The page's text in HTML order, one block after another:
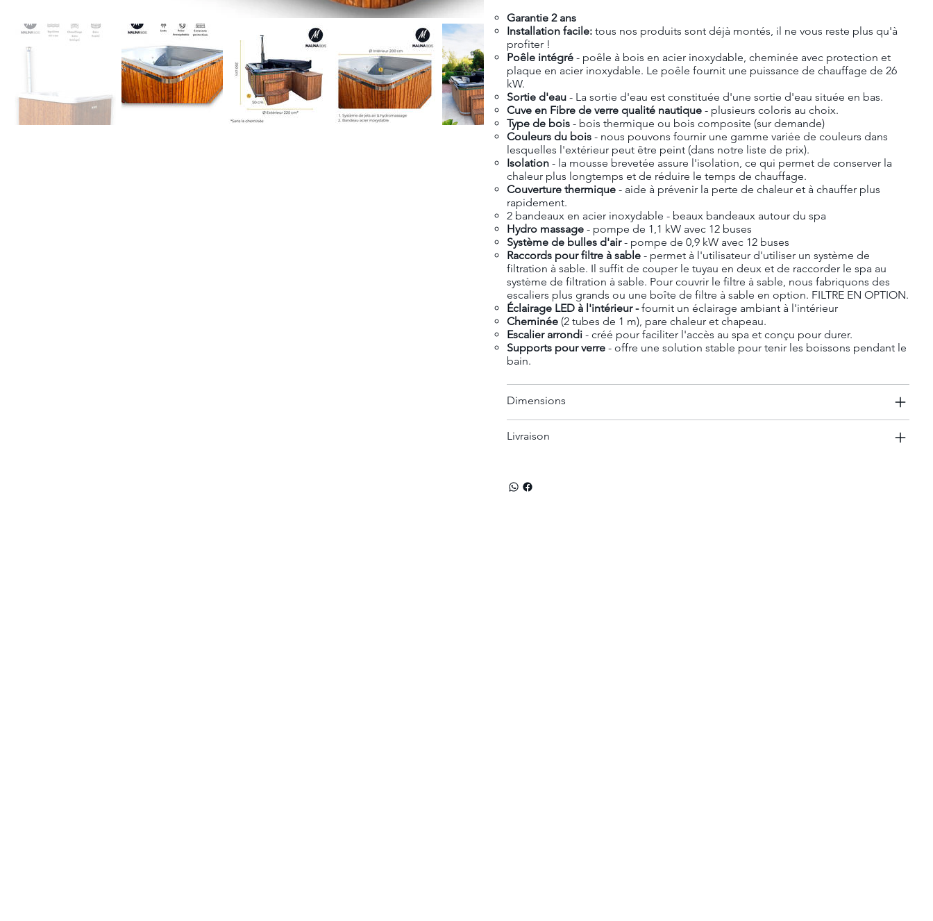
Garantie 2 ans
Installation facile:tous nos produits sont déjà montés, il ne vous reste plus qu'à
profiter !
Poêle intégré- poêle à bois en acier inoxydable, cheminée avec protection et
plaque en acier inoxydable. Le poêle fournit une puissance de chauffage de 26
kW.
Sortie d'eau- La sortie d'eau est constituée d'une sortie d'eau située en bas.
Cuve en Fibre de verre qualité nautique - plusieurs coloris au choix.
Type de bois - bois thermique ou bois composite (sur demande)
Couleurs du bois - nous pouvons fournir une gamme variée de couleurs dans
lesquelles l'extérieur peut être peint (dans notre liste de prix).
Isolation - la mousse brevetée assure l'isolation, ce qui permet de conserver la
chaleur plus longtemps et de réduire le temps de chauffage.
Couverture thermique - aide à prévenir la perte de chaleur et à chauffer plus
rapidement.
2 bandeaux en acier inoxydable - beaux bandeaux autour du spa
Hydro massage - pompe de 1,1 kW avec 12 buses
Système de bulles d'air- pompe de 0,9 kW avec 12 buses
Raccords pour filtre à sable - permet à l'utilisateur d'utiliser un système de
filtration à sable. Il suffit de couper le tuyau en deux et de raccorder le spa au
système de filtration à sable. Pour couvrir le filtre à sable, nous fabriquons des
escaliers plus grands ou une boîte de filtre à sable en option. FILTRE EN OPTION.
Éclairage LED à l'intérieur -fournit un éclairage ambiant à l'intérieur
Cheminée (2 tubes de 1 m), pare chaleur et chapeau.
Escalier arrondi- créé pour faciliter l'accès au spa et conçu pour durer.
Supports pour verre - offre une solution stable pour tenir les boissons pendant le
bain.
Dimensions
Livraison